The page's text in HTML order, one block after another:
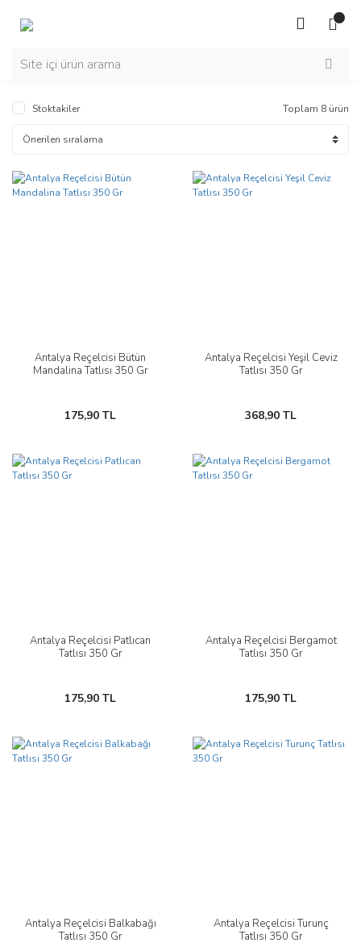
Stoktakiler Toplam 8 ürün
Antalya Reçelcisi Bütün
Mandalina Tatlısı 350 Gr
175,90 TL
Antalya Reçelcisi Yeşil Ceviz
Tatlısı 350 Gr
368,90 TL
Antalya Reçelcisi Patlıcan
Tatlısı 350 Gr
175,90 TL
Antalya Reçelcisi Bergamot
Tatlısı 350 Gr
175,90 TL
Antalya Reçelcisi Balkabağı
Tatlısı 350 Gr
Antalya Reçelcisi Turunç
Tatlısı 350 Gr